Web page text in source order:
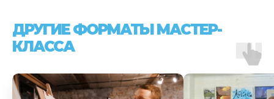
ДРУГИЕ ФОРМАТЫ МАСТЕР-
КЛАССА